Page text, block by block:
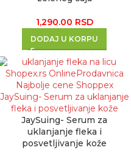
1,290.00 RSD
DODAJ U KORPU
JaySuing- Serum za
uklanjanje fleka i
posvetljivanje kože